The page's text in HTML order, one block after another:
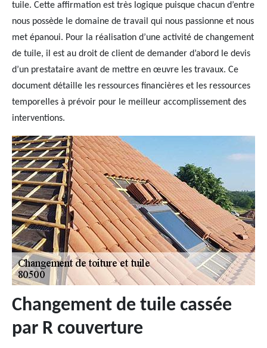
tuile. Cette affirmation est très logique puisque chacun d’entre
nous possède le domaine de travail qui nous passionne et nous
met épanoui. Pour la réalisation d’une activité de changement
de tuile, il est au droit de client de demander d’abord le devis
d’un prestataire avant de mettre en œuvre les travaux. Ce
document détaille les ressources financières et les ressources
temporelles à prévoir pour le meilleur accomplissement des
interventions.
Changement de tuile cassée
par R couverture